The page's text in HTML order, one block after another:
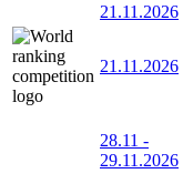
21.11.2026
21.11.2026
28.11 -
29.11.2026